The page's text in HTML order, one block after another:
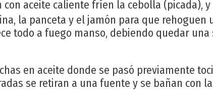
con aceite caliente fríen la cebolla (picada), y
la panceta y el jamón para que rehoguen
todo a fuego manso, debiendo quedar
en aceite donde se pasó previamente
se retiran a una fuente y se bañan con